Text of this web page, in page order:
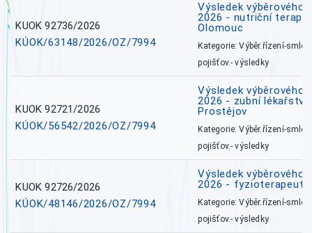
KUOK 92736/2026
KÚOK/63148/2026/OZ/7994
Výsledek výběrového
2026 - nutriční
Olomouc
Kategorie: Výběr.řízení-
pojišťov.- výsledky
KUOK 92721/2026
KÚOK/56542/2026/OZ/7994
Výsledek výběrového
2026 - zubní
Prostějov
Kategorie: Výběr.řízení-
pojišťov.- výsledky
KUOK 92726/2026
KÚOK/48146/2026/OZ/7994
Výsledek výběrového
2026 - fyzioterapeut,
Kategorie: Výběr.řízení-
pojišťov.- výsledky